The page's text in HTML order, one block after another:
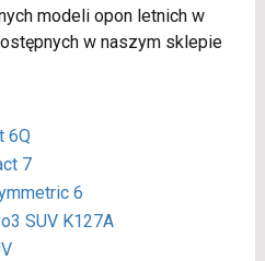
modeli opon letnich w
w naszym sklepie
6Q
7
6
SUV K127A